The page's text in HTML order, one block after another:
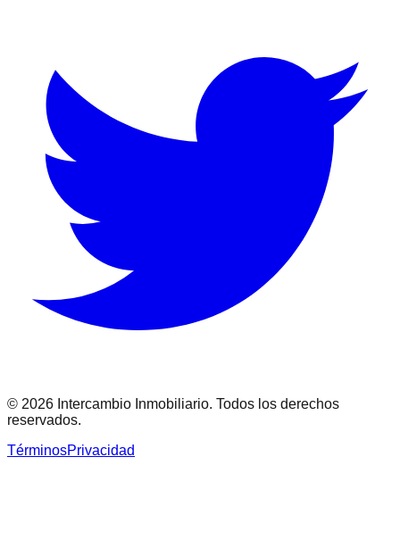
© 2026 Intercambio Inmobiliario. Todos los derechos
reservados.
TérminosPrivacidad